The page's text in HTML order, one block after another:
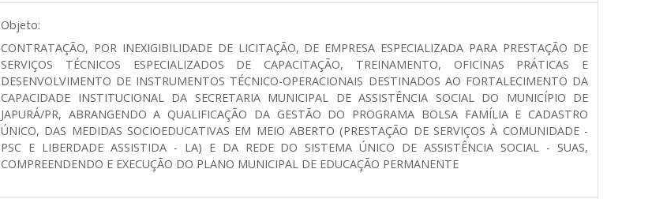
Objeto:
CONTRATAÇÃO, POR INEXIGIBILIDADE DE LICITAÇÃO, DE EMPRESA ESPECIALIZADA PARA PRESTAÇÃO DE
SERVIÇOS TÉCNICOS ESPECIALIZADOS DE CAPACITAÇÃO, TREINAMENTO, OFICINAS PRÁTICAS E
DESENVOLVIMENTO DE INSTRUMENTOS TÉCNICO-OPERACIONAIS DESTINADOS AO FORTALECIMENTO DA
CAPACIDADE INSTITUCIONAL DA SECRETARIA MUNICIPAL DE ASSISTÊNCIA SOCIAL DO MUNICÍPIO DE
JAPURÁ/PR, ABRANGENDO A QUALIFICAÇÃO DA GESTÃO DO PROGRAMA BOLSA FAMÍLIA E CADASTRO
ÚNICO, DAS MEDIDAS SOCIOEDUCATIVAS EM MEIO ABERTO (PRESTAÇÃO DE SERVIÇOS À COMUNIDADE -
PSC E LIBERDADE ASSISTIDA - LA) E DA REDE DO SISTEMA ÚNICO DE ASSISTÊNCIA SOCIAL - SUAS,
COMPREENDENDO E EXECUÇÃO DO PLANO MUNICIPAL DE EDUCAÇÃO PERMANENTE